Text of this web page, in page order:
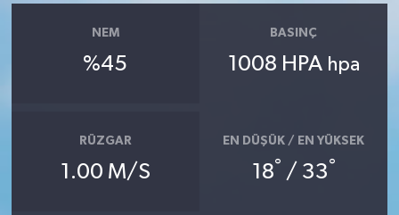
NEM
%45
BASINÇ
1008 HPA hpa
RÜZGAR
1.00 M/S
EN DÜŞÜK / EN YÜKSEK
18° / 33°